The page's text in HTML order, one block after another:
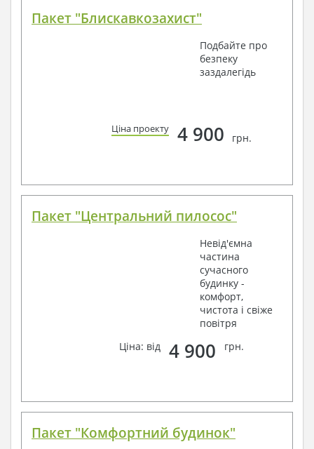
Пакет "Блискавкозахист"
Подбайте про
безпеку
заздалегідь
Ціна проекту 4 900 грн.
Пакет "Центральний пилосос"
Невід'ємна
частина
сучасного
будинку -
комфорт,
чистота і свіже
повітря
Ціна: від
4 900 грн.
Пакет "Комфортний будинок"